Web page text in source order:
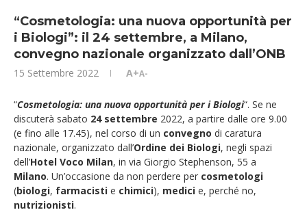
“Cosmetologia: una nuova opportunità per
i Biologi”: il 24 settembre, a Milano,
convegno nazionale organizzato dall’ONB
15 Settembre 2022 A+A-
“Cosmetologia: una nuova opportunità per i Biologi“. Se ne
discuterà sabato 24 settembre 2022, a partire dalle ore 9.00
(e fino alle 17.45), nel corso di un convegno di caratura
nazionale, organizzato dall’Ordine dei Biologi, negli spazi
dell’Hotel Voco Milan, in via Giorgio Stephenson, 55 a
Milano. Un’occasione da non perdere per cosmetologi
(biologi, farmacisti e chimici), medici e, perché no,
nutrizionisti.